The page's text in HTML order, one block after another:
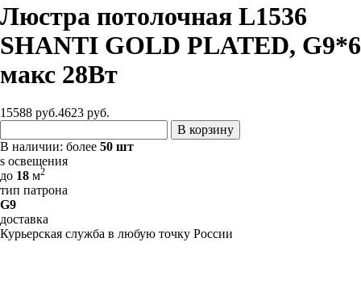
Люстра потолочная L1536
SHANTI GOLD PLATED, G9*6
макс 28Вт
15588 руб.4623 руб.
В корзину
В наличии: более 50 шт
s освещения
до 18 м2
тип патрона
G9
доставка
Курьерская служба в любую точку России